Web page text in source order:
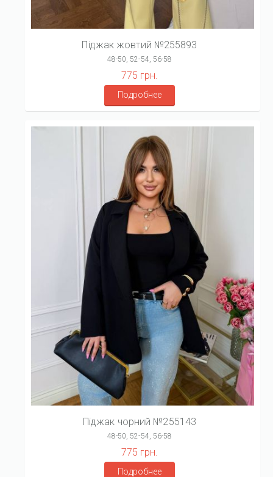
Піджак жовтий №255893
48-50, 52-54, 56-58
775 грн.
Подробнее
Піджак чорний №255143
48-50, 52-54, 56-58
775 грн.
Подробнее